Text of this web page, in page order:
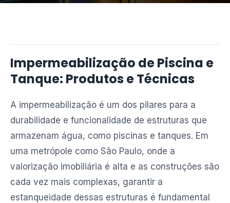
Impermeabilização de Piscina e
Tanque: Produtos e Técnicas
A impermeabilização é um dos pilares para a
durabilidade e funcionalidade de estruturas que
armazenam água, como piscinas e tanques. Em
uma metrópole como São Paulo, onde a
valorização imobiliária é alta e as construções são
cada vez mais complexas, garantir a
estanqueidade dessas estruturas é fundamental